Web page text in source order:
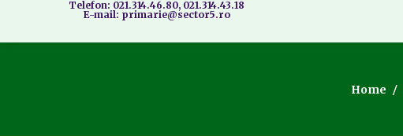
Telefon: 021.314.46.80, 021.314.43.18
E-mail: primarie@sector5.ro
Home